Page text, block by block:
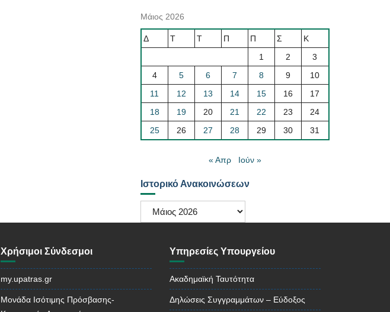
Μάιος 2026
Δ Τ Τ Π Π Σ
Κ
1
2
3
4
5 6 7 8 9
10
11
12 13 14 15 16
17
18
19 20 21 22 23
24
25
26 27 28 29 30 31
« Απρ Ιούν »
Ιστορικό Ανακοινώσεων
Ιστορικό
Ανακοινώσεων
Χρήσιμοι Σύνδεσμοι
my.upatras.gr
Μονάδα Ισότιμης Πρόσβασης-
Υπηρεσίες Υπουργείου
Ακαδημαϊκή Ταυτότητα
Δηλώσεις Συγγραμμάτων – Εύδοξος